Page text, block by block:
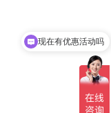
可以介绍下你们的产品么